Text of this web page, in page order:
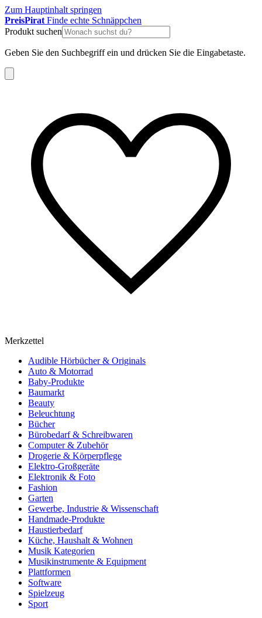
Zum Hauptinhalt springen
PreisPirat Finde echte Schnäppchen
Produkt suchen
Geben Sie den Suchbegriff ein und drücken Sie die Eingabetaste.
Merkzettel
Audible Hörbücher & Originals
Auto & Motorrad
Baby-Produkte
Baumarkt
Beauty
Beleuchtung
Bücher
Bürobedarf & Schreibwaren
Computer & Zubehör
Drogerie & Körperpflege
Elektro-Großgeräte
Elektronik & Foto
Fashion
Garten
Gewerbe, Industrie & Wissenschaft
Handmade-Produkte
Haustierbedarf
Küche, Haushalt & Wohnen
Musik Kategorien
Musikinstrumente & Equipment
Plattformen
Software
Spielzeug
Sport